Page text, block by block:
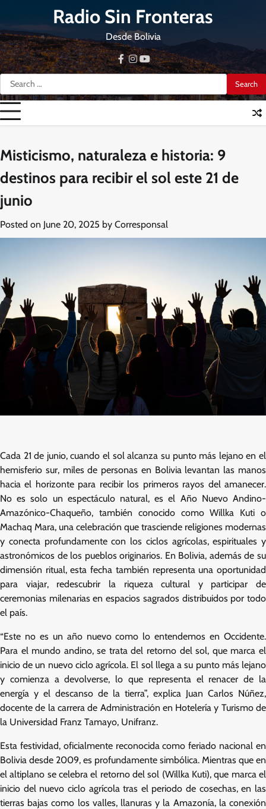
content
Radio Sin Fronteras
Desde Bolivia
Search
for:
facebook
instagram
youtube
Misticismo, naturaleza e historia: 9
destinos para recibir el sol este 21 de
junio
Posted on June 20, 2025 by Corresponsal
Cada 21 de junio, cuando el sol alcanza su punto más lejano en el
hemisferio sur, miles de personas en Bolivia levantan las manos
hacia el horizonte para recibir los primeros rayos del amanecer.
No es solo un espectáculo natural, es el Año Nuevo Andino-
Amazónico-Chaqueño, también conocido como Willka Kuti o
Machaq Mara, una celebración que trasciende religiones modernas
y conecta profundamente con los ciclos agrícolas, espirituales y
astronómicos de los pueblos originarios. En Bolivia, además de su
dimensión ritual, esta fecha también representa una oportunidad
para viajar, redescubrir la riqueza cultural y participar de
ceremonias milenarias en espacios sagrados distribuidos por todo
el país.
“Este no es un año nuevo como lo entendemos en Occidente.
Para el mundo andino, se trata del retorno del sol, que marca el
inicio de un nuevo ciclo agrícola. El sol llega a su punto más lejano
y comienza a devolverse, lo que representa el renacer de la
energía y el descanso de la tierra”, explica Juan Carlos Núñez,
docente de la carrera de Administración en Hotelería y Turismo de
la Universidad Franz Tamayo, Unifranz.
Esta festividad, oficialmente reconocida como feriado nacional en
Bolivia desde 2009, es profundamente simbólica. Mientras que en
el altiplano se celebra el retorno del sol (Willka Kuti), que marca el
inicio del nuevo ciclo agrícola tras el periodo de cosechas, en las
tierras bajas como los valles, llanuras y la Amazonía, la conexión